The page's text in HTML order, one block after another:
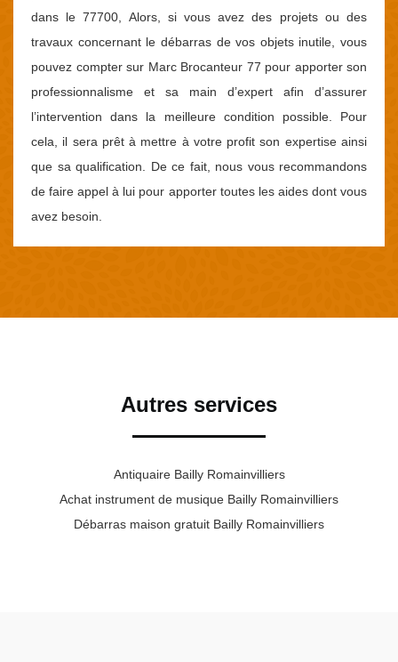
dans le 77700, Alors, si vous avez des projets ou des
travaux concernant le débarras de vos objets inutile, vous
pouvez compter sur Marc Brocanteur 77 pour apporter son
professionnalisme et sa main d’expert afin d’assurer
l’intervention dans la meilleure condition possible. Pour
cela, il sera prêt à mettre à votre profit son expertise ainsi
que sa qualification. De ce fait, nous vous recommandons
de faire appel à lui pour apporter toutes les aides dont vous
avez besoin.
Autres services
Antiquaire Bailly Romainvilliers
Achat instrument de musique Bailly Romainvilliers
Débarras maison gratuit Bailly Romainvilliers